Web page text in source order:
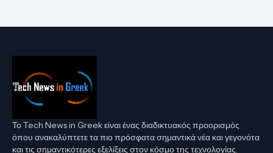
Το Tech News in Greek είναι ένας διαδικτυακός προορισμός
όπου ανακαλύπτετε τα πιο πρόσφατα σημαντικά νέα και γεγονότα
και τις σημαντικότερες εξελίξεις στον κόσμο της τεχνολογίας.